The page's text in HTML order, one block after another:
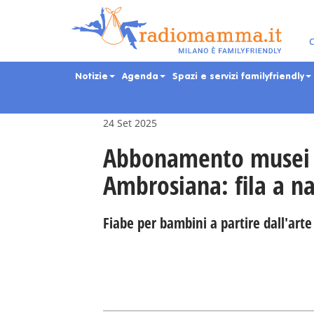
Notizie Agenda Spazi e servizi familyfriendly
Eventi per bambini,
24 Set 2025
Abbonamento
Ambrosiana: fila a
Fiabe per bambini a partire dall'arte